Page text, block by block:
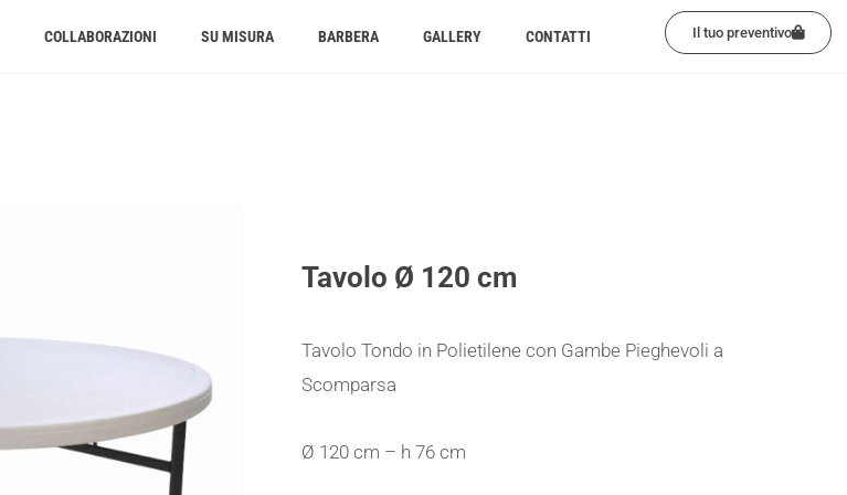
COLLABORAZIONI SU MISURA BARBERA GALLERY CONTATTI Il tuo preventivo
Tavolo Ø 120 cm
Tavolo Tondo in Polietilene con Gambe Pieghevoli a
Scomparsa
Ø 120 cm – h 76 cm